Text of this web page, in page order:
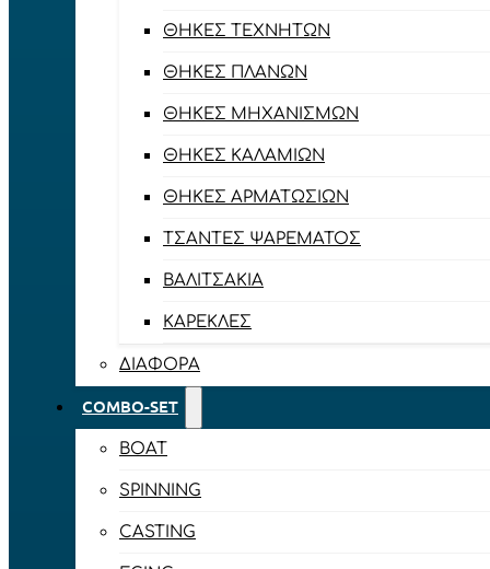
ΘΉΚΕΣ ΤΕΧΝΗΤΏΝ
ΘΉΚΕΣ ΠΛΆΝΩΝ
ΘΉΚΕΣ ΜΗΧΑΝΙΣΜΏΝ
ΘΉΚΕΣ ΚΑΛΑΜΙΏΝ
ΘΉΚΕΣ ΑΡΜΑΤΩΣΙΏΝ
ΤΣΆΝΤΕΣ ΨΑΡΈΜΑΤΟΣ
ΒΑΛΙΤΣΆΚΙΑ
ΚΑΡΈΚΛΕΣ
ΔΙΆΦΟΡΑ
COMBO-SET
BOAT
SPINNING
CASTING